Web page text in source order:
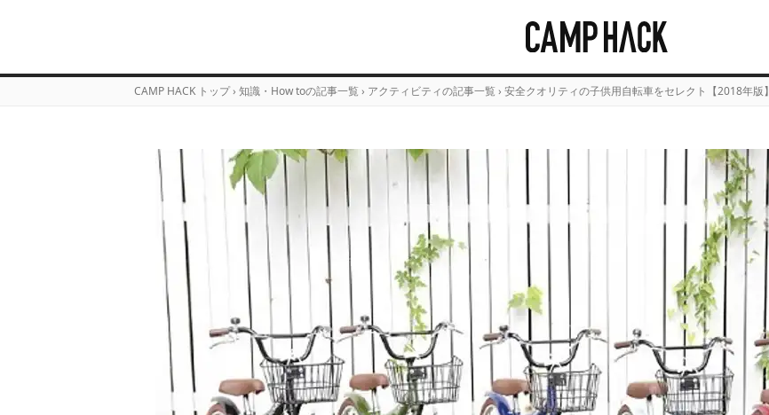
CAMP HACK トップ › 知識・How toの記事一覧 › アクティビティの記事一覧 › 安全クオリティの子供用自転車をセレクト【2018年版】